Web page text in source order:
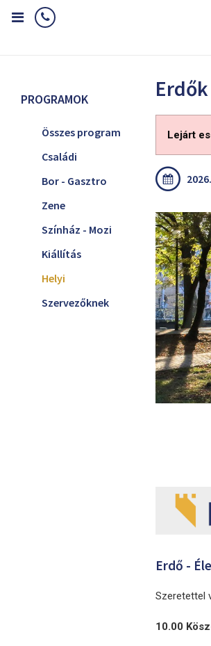
PROGRAMOK
Összes program
Családi
Bor - Gasztro
Zene
Színház - Mozi
Kiállítás
Helyi
Szervezőknek
Lejárt
Erdő -
Szeretettel
10.00